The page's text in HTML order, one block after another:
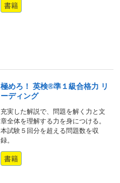
書籍
極めろ！ 英検®準１級合格力 リ
ーディング
充実した解説で、問題を解く力と文
章全体を理解する力を身につける。
本試験５回分を超える問題数を収
録。
書籍